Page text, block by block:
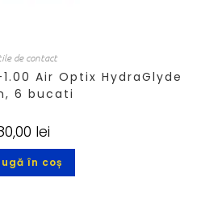
de contact
Air Optix HydraGlyde
6 bucati
lei
în coș